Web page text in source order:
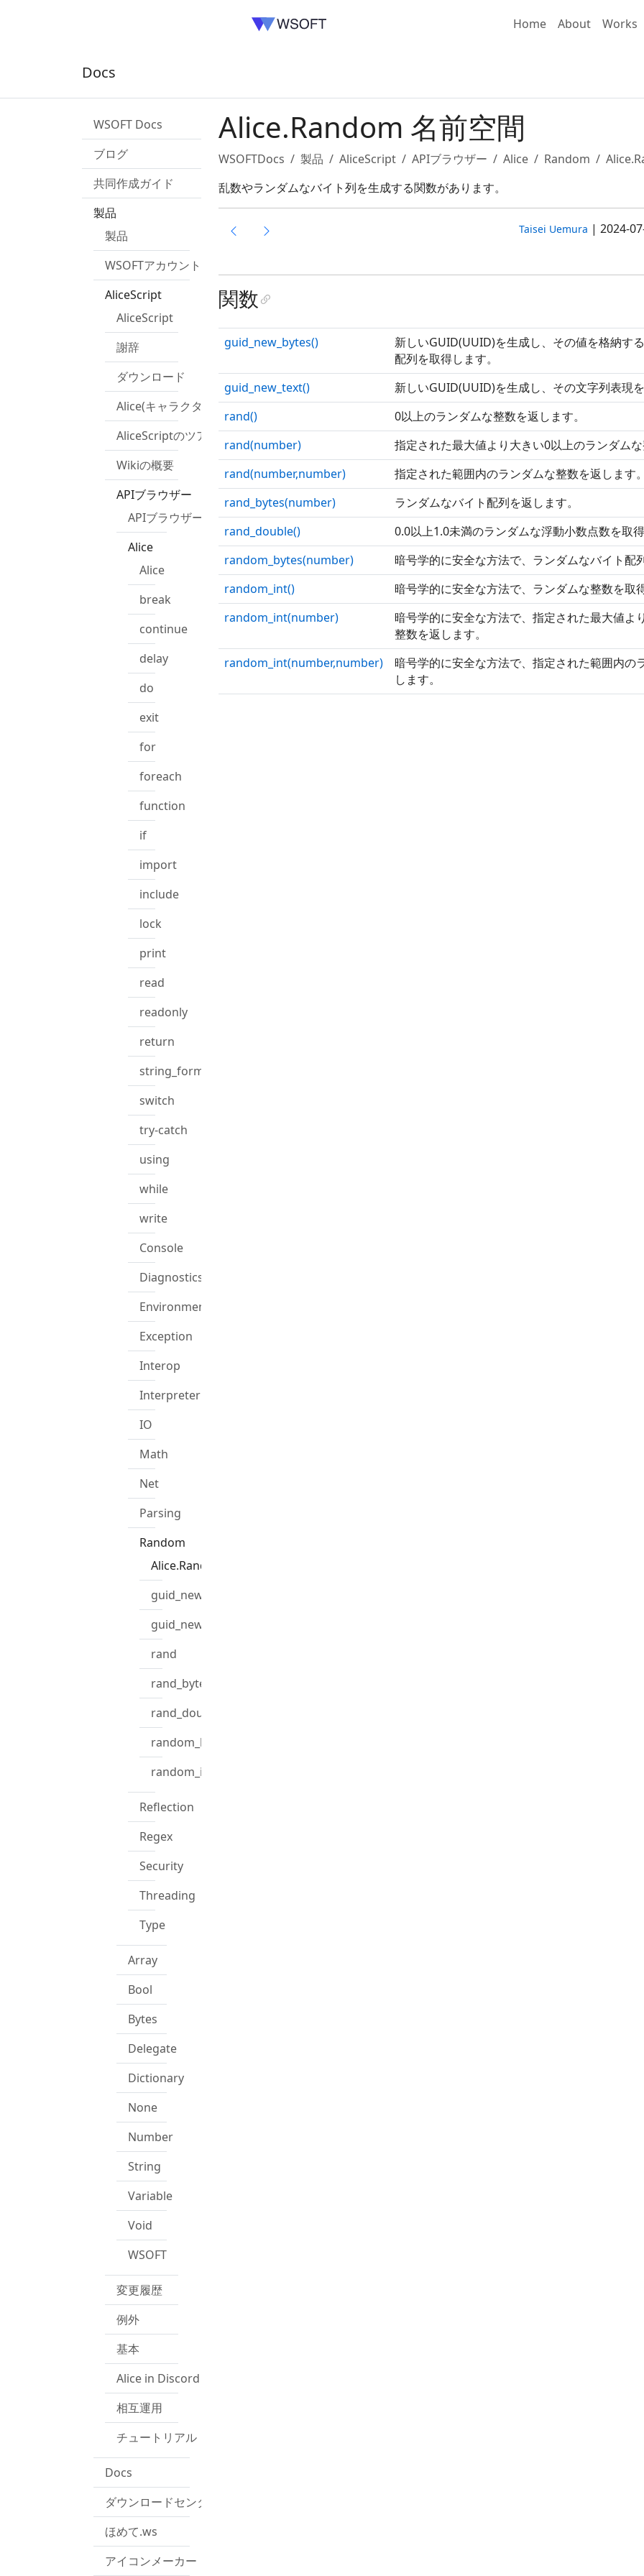
Home About Works
Docs
WSOFT Docs
ブログ
共同作成ガイド
製品
製品
WSOFTアカウント
AliceScript
AliceScript
謝辞
ダウンロード
Alice(キャラクター)
AliceScriptのツアー
Wikiの概要
APIブラウザー
APIブラウザー
Alice
Alice
break
continue
delay
do
exit
for
foreach
function
if
import
include
lock
print
read
readonly
return
string_format
switch
try-catch
using
while
write
Console
Diagnostics
Environment
Exception
Interop
Interpreter
IO
Math
Net
Parsing
Random
Alice.Random
guid_new_bytes
guid_new_text
rand
rand_bytes
rand_double
random_bytes
random_int
Reflection
Regex
Security
Threading
Type
Array
Bool
Bytes
Delegate
Dictionary
None
Number
String
Variable
Void
WSOFT
変更履歴
例外
基本
Alice in Discord
相互運用
チュートリアル
Docs
ダウンロードセンター
ほめて.ws
アイコンメーカー
Alice.Random 名前空間
WSOFTDocs 製品 AliceScript APIブラウザー Alice Random
乱数やランダムなバイト列を生成する関数があります。
Taisei Uemura | 2024-
関数
guid_new_bytes()
新しいGUID(UUID)を生成し、その値を格納す
配列を取得します。
guid_new_text()
新しいGUID(UUID)を生成し、その文字列表現を
rand()
0以上のランダムな整数を返します。
rand(number)
指定された最大値より大きい0以上のランダムな
rand(number,number)
指定された範囲内のランダムな整数を返します。
rand_bytes(number)
ランダムなバイト配列を返します。
rand_double()
0.0以上1.0未満のランダムな浮動小数点数を取得
random_bytes(number)
暗号学的に安全な方法で、ランダムなバイト配
random_int()
暗号学的に安全な方法で、ランダムな整数を取
random_int(number)
暗号学的に安全な方法で、指定された最大値よ
整数を返します。
random_int(number,number)
暗号学的に安全な方法で、指定された範囲内の
します。